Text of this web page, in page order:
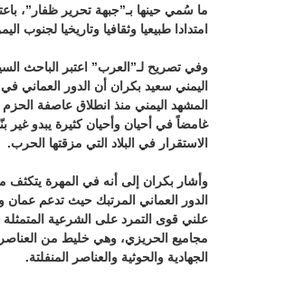
ما سُمي حينها بـ”جبهة تحرير ظفار”،
امتدادا طبيعيا وثقافيا وتاريخيا لجنوب
وفي تصريح لـ”العرب” اعتبر الباحث
اليمني سعيد بكران أن الدور العماني
المشهد اليمني منذ انطلاق عاصفة الحزم
غامضاً في أحيان وأحيان كثيرة يبدو غير
الاستقرار في البلاد التي مزقتها الحرب.
وأشار بكران إلى أنه في المهرة يتكثف
الدور العماني المرتبك حيث تدعم
علني قوى التمرد على الشرعية
مجاميع الحريزي، وهي خليط من العناصر
الجهادية والحوثية والعناصر المنفلتة.